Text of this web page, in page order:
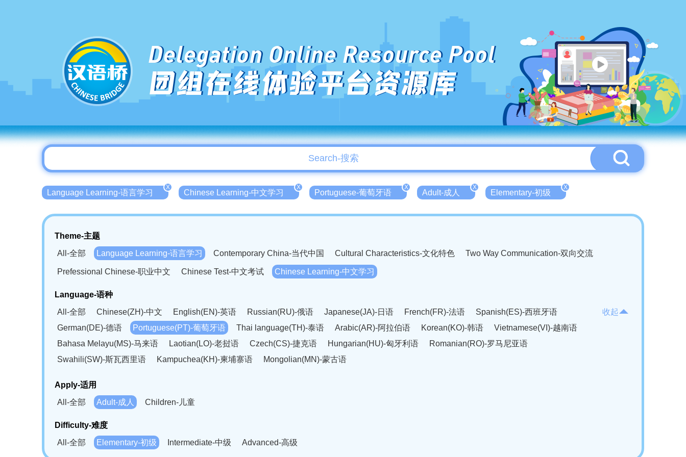
Delegation Online Resource Pool
团组在线体验平台资源库
Language Learning-语言学习
X
Chinese Learning-中文学习
X
Portuguese-葡萄牙语
X
Adult-成人
X
Elementary-初级
X
Theme-主题
All-全部
Language Learning-语言学习 Contemporary China-当代中国 Cultural Characteristics-文化特色 Two Way Communication-双向交流
Prefessional Chinese-职业中文 Chinese Test-中文考试 Chinese Learning-中文学习
Language-语种
All-全部
Chinese(ZH)-中文 English(EN)-英语 Russian(RU)-俄语 Japanese(JA)-日语 French(FR)-法语
Spanish(ES)-西班牙语
German(DE)-德语
Portuguese(PT)-葡萄牙语 Thai language(TH)-泰语 Arabic(AR)-阿拉伯语 Korean(KO)-韩语
Vietnamese(VI)-越南语
Bahasa Melayu(MS)-马来语
Laotian(LO)-老挝语 Czech(CS)-捷克语 Hungarian(HU)-匈牙利语
Romanian(RO)-罗马尼亚语
Swahili(SW)-斯瓦西里语
Kampuchea(KH)-柬埔寨语 Mongolian(MN)-蒙古语
收起
Apply-适用
All-全部
Adult-成人 Children-儿童
Difficulty-难度
All-全部
Elementary-初级 Intermediate-中级 Advanced-高级